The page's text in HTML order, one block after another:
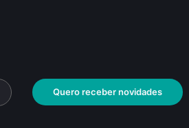
Quero receber novidades